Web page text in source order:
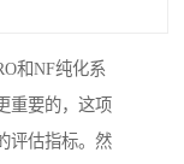
和NF纯化系
重要的，这项
评估指标。然